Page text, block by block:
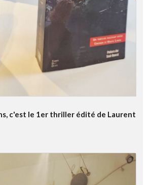
c'est le 1er thriller édité de Laurent